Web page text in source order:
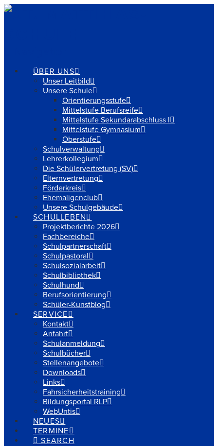
ÜBER UNS
Unser Leitbild
Unsere Schule
Orientierungsstufe
Mittelstufe Berufsreife
Mittelstufe Sekundarabschluss I
Mittelstufe Gymnasium
Oberstufe
Schulverwaltung
Lehrerkollegium
Die Schülervertretung (SV)
Elternvertretung
Förderkreis
Ehemaligenclub
Unsere Schulgebäude
SCHULLEBEN
Projektberichte 2026
Fachbereiche
Schulpartnerschaft
Schulpastoral
Schulsozialarbeit
Schulbibliothek
Schulhund
Berufsorientierung
Schüler-Kunstblog
SERVICE
Kontakt
Anfahrt
Schulanmeldung
Schulbücher
Stellenangebote
Downloads
Links
Fahrsicherheitstraining
Bildungsportal RLP
WebUntis
NEUES
TERMINE
SEARCH